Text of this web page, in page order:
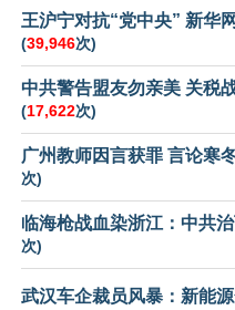
王沪宁对抗“党中央” 新华
(39,946次)
中共警告盟友勿亲美 关税
(17,622次)
广州教师因言获罪 言论寒
次)
临海枪战血染浙江：中共
次)
武汉车企裁员风暴：新能